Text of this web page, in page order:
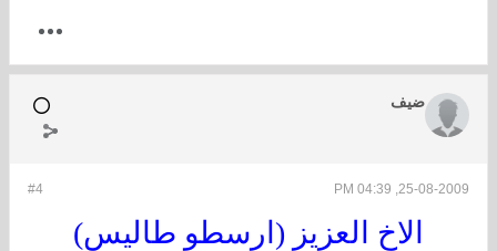
ضيف
#4 25-08-2009, 04:39 PM
الاخ العزيز (ارسطو طاليس)